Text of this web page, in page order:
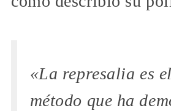
«La represalia es
método que ha